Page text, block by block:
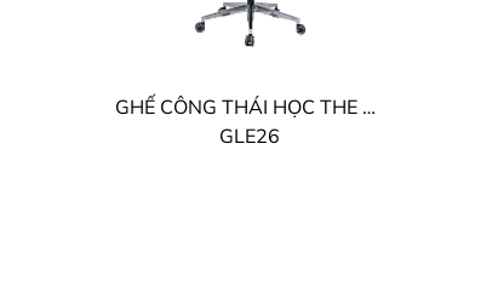
GHẾ CÔNG THÁI HỌC THE ONE
GLE26